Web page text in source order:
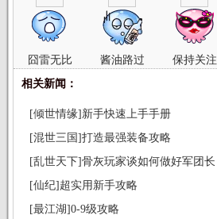
囧雷无比 酱油路过 保持关注
相关新闻：
[倾世情缘]新手快速上手手册
[混世三国]打造最强装备攻略
[乱世天下]骨灰玩家谈如何做好军团长
[仙纪]超实用新手攻略
[最江湖]0-9级攻略